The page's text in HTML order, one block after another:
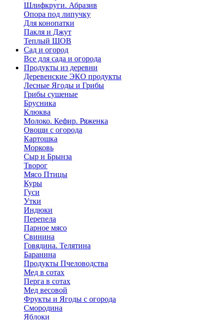
Шлифкруги. Абразив
Опора под липучку
Для конопатки
Пакля и Джут
Теплый ШОВ
Сад и огород
Все для сада и огорода
Продукты из деревни
Деревенские ЭКО продукты
Лесные Ягоды и Грибы
Грибы сушеные
Брусника
Клюква
Молоко. Кефир. Ряженка
Овощи с огорода
Картошка
Морковь
Сыр и Брынза
Творог
Мясо Птицы
Куры
Гуси
Утки
Индюки
Перепела
Парное мясо
Свинина
Говядина. Телятина
Баранина
Продукты Пчеловодства
Мед в сотах
Перга в сотах
Мед весовой
Фрукты и Ягоды с огорода
Смородина
Яблоки